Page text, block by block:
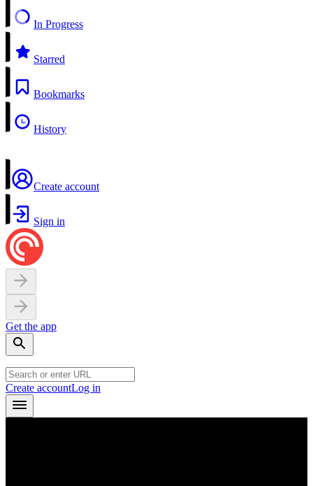
In Progress
Starred
Bookmarks
History
Create account
Sign in
Get the app
Create accountLog in